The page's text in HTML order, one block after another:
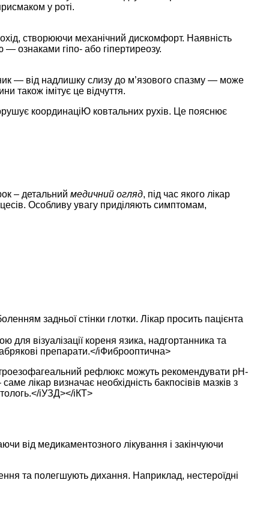
у роті.
створюючи механічний дискомфорт. Наявність
ознаками гіпо- або гіпертиреозу.
— від надлишку слизу до м’язового спазму — може
також імітує це відчуття.
координаціЮ ковтальних рухів. Це пояснює
– детальний медичний огляд, під час якого лікар
Особливу увагу приділяють симптомам,
задньої стінки глотки. Лікар просить пацієнта
для візуалізації кореня язика, надгортанника та
препарати.</iФиброоптична>
рефлюкс можуть рекомендувати pH-
лікар визначає необхідність бакпосівів мазків з
iУЗД></iКТ>
від медикаментозного лікування і закінчуючи
та полегшують дихання. Наприклад, нестероїдні